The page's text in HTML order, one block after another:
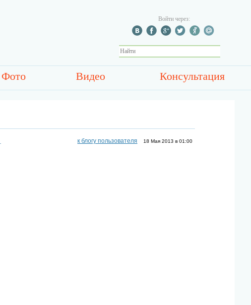
Войти через:
Фото Видео Консультация
к блогу пользователя 18 Мая 2013 в 01:00